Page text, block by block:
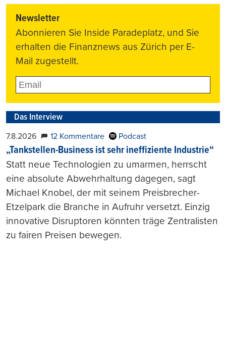
Newsletter
Abonnieren Sie Inside Paradeplatz, und Sie
erhalten die Finanznews aus Zürich per E-
Mail zugestellt.
Das Interview
7.8.2026 12 Kommentare Podcast
„Tankstellen-Business ist sehr ineffiziente Industrie“
Statt neue Technologien zu umarmen, herrscht
eine absolute Abwehrhaltung dagegen, sagt
Michael Knobel, der mit seinem Preisbrecher-
Etzelpark die Branche in Aufruhr versetzt. Einzig
innovative Disruptoren könnten träge Zentralisten
zu fairen Preisen bewegen.